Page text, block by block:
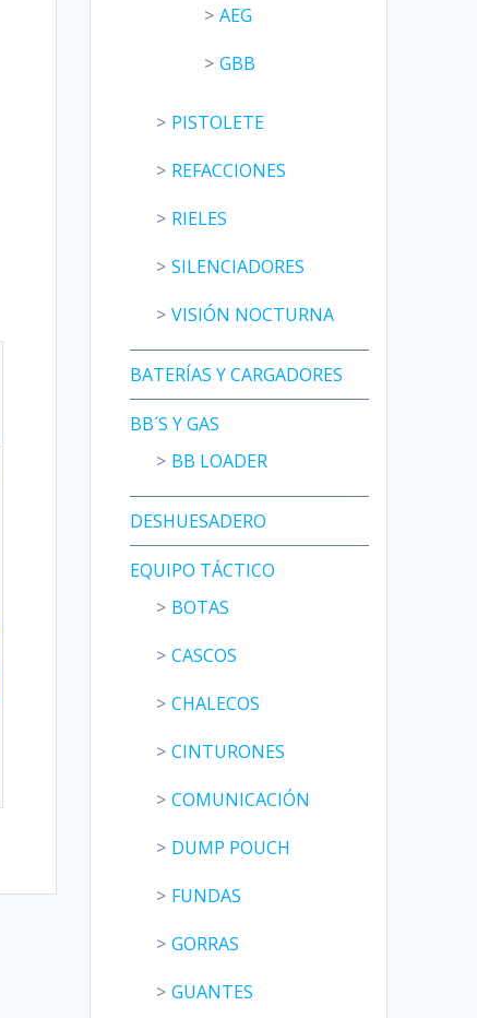
AEG
GBB
PISTOLETE
REFACCIONES
RIELES
SILENCIADORES
VISIÓN NOCTURNA
BATERÍAS Y CARGADORES
BB´S Y GAS
BB LOADER
DESHUESADERO
EQUIPO TÁCTICO
BOTAS
CASCOS
CHALECOS
CINTURONES
COMUNICACIÓN
DUMP POUCH
FUNDAS
GORRAS
GUANTES